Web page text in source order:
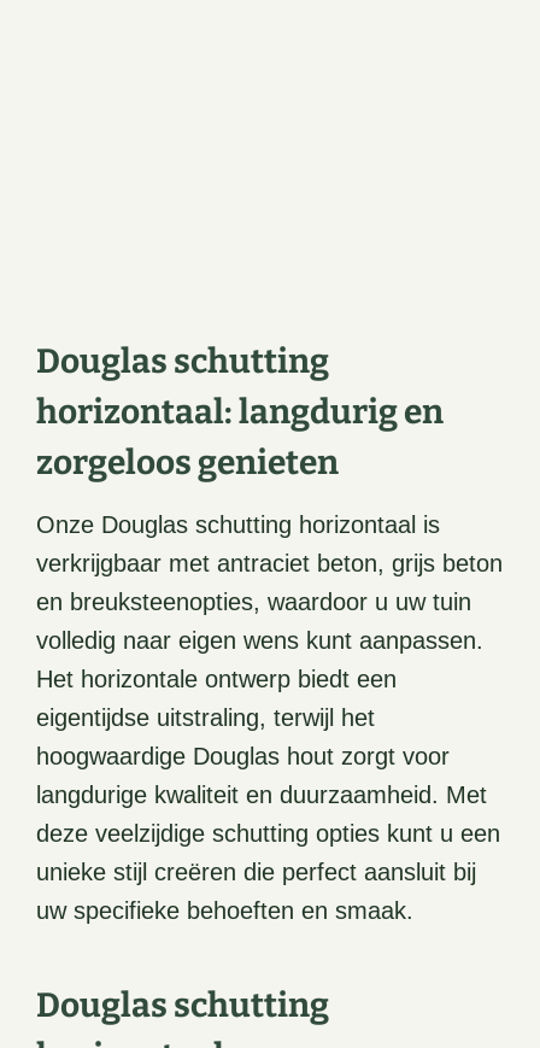
Douglas schutting
horizontaal: langdurig en
zorgeloos genieten
Onze Douglas schutting horizontaal is
verkrijgbaar met antraciet beton, grijs beton
en breuksteenopties, waardoor u uw tuin
volledig naar eigen wens kunt aanpassen.
Het horizontale ontwerp biedt een
eigentijdse uitstraling, terwijl het
hoogwaardige Douglas hout zorgt voor
langdurige kwaliteit en duurzaamheid. Met
deze veelzijdige schutting opties kunt u een
unieke stijl creëren die perfect aansluit bij
uw specifieke behoeften en smaak.
Douglas schutting